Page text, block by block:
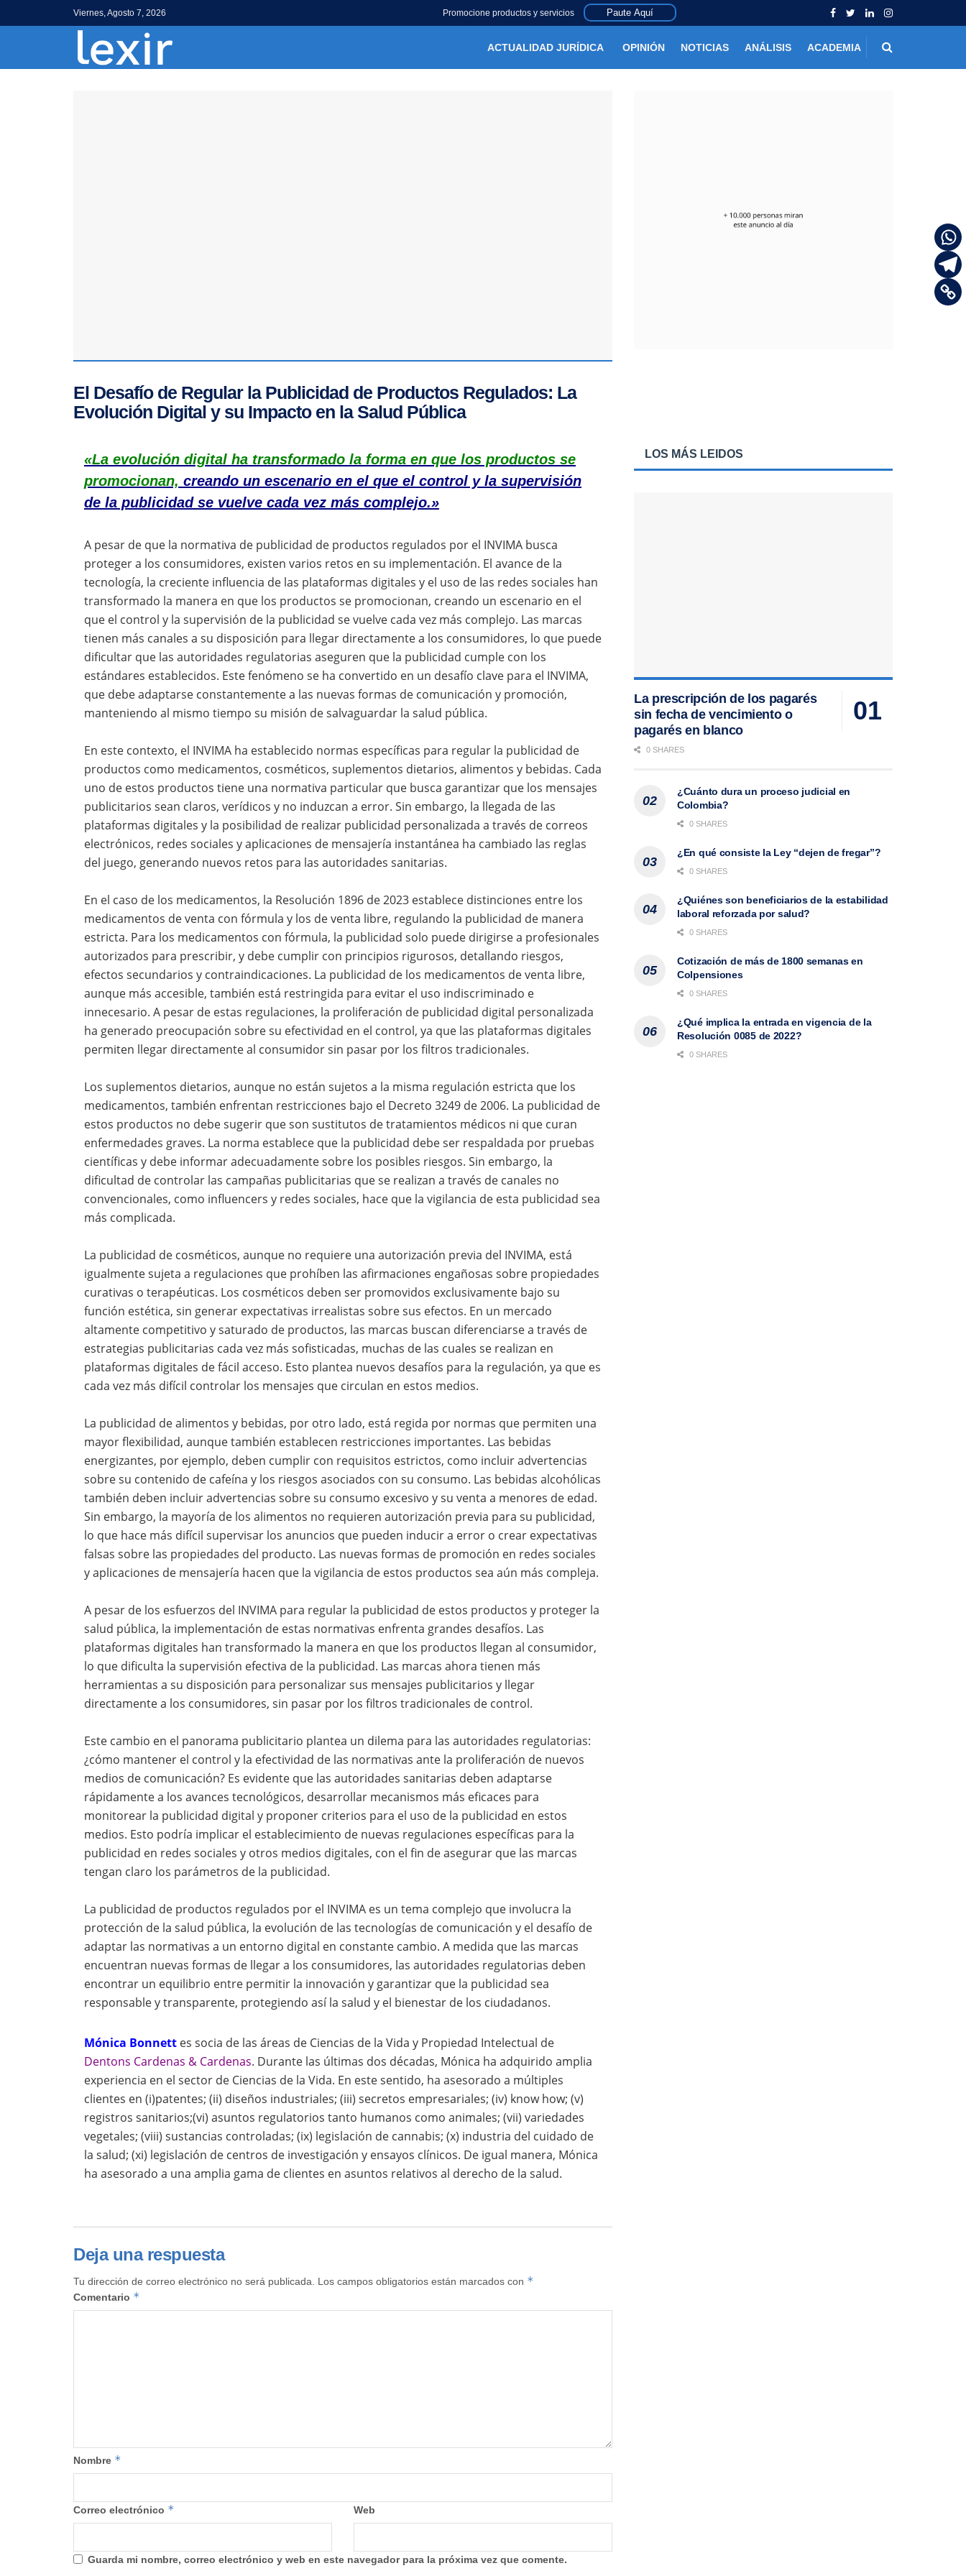
Viernes, Agosto 7, 2026 Promocione productos y servicios Paute Aquí
ACTUALIDAD JURÍDICA OPINIÓN NOTICIAS ANÁLISIS ACADEMIA
El Desafío de Regular la Publicidad de Productos Regulados: La
Evolución Digital y su Impacto en la Salud Pública
«La evolución digital ha transformado la forma en que los productos se
promocionan, creando un escenario en el que el control y la supervisión
de la publicidad se vuelve cada vez más complejo.»
A pesar de que la normativa de publicidad de productos regulados por el INVIMA busca
proteger a los consumidores, existen varios retos en su implementación. El avance de la
tecnología, la creciente influencia de las plataformas digitales y el uso de las redes sociales han
transformado la manera en que los productos se promocionan, creando un escenario en el
que el control y la supervisión de la publicidad se vuelve cada vez más complejo. Las marcas
tienen más canales a su disposición para llegar directamente a los consumidores, lo que puede
dificultar que las autoridades regulatorias aseguren que la publicidad cumple con los
estándares establecidos. Este fenómeno se ha convertido en un desafío clave para el INVIMA,
que debe adaptarse constantemente a las nuevas formas de comunicación y promoción,
manteniendo al mismo tiempo su misión de salvaguardar la salud pública.
En este contexto, el INVIMA ha establecido normas específicas para regular la publicidad de
productos como medicamentos, cosméticos, suplementos dietarios, alimentos y bebidas. Cada
uno de estos productos tiene una normativa particular que busca garantizar que los mensajes
publicitarios sean claros, verídicos y no induzcan a error. Sin embargo, la llegada de las
plataformas digitales y la posibilidad de realizar publicidad personalizada a través de correos
electrónicos, redes sociales y aplicaciones de mensajería instantánea ha cambiado las reglas
del juego, generando nuevos retos para las autoridades sanitarias.
En el caso de los medicamentos, la Resolución 1896 de 2023 establece distinciones entre los
medicamentos de venta con fórmula y los de venta libre, regulando la publicidad de manera
estricta. Para los medicamentos con fórmula, la publicidad solo puede dirigirse a profesionales
autorizados para prescribir, y debe cumplir con principios rigurosos, detallando riesgos,
efectos secundarios y contraindicaciones. La publicidad de los medicamentos de venta libre,
aunque más accesible, también está restringida para evitar el uso indiscriminado e
innecesario. A pesar de estas regulaciones, la proliferación de publicidad digital personalizada
ha generado preocupación sobre su efectividad en el control, ya que las plataformas digitales
permiten llegar directamente al consumidor sin pasar por los filtros tradicionales.
Los suplementos dietarios, aunque no están sujetos a la misma regulación estricta que los
medicamentos, también enfrentan restricciones bajo el Decreto 3249 de 2006. La publicidad de
estos productos no debe sugerir que son sustitutos de tratamientos médicos ni que curan
enfermedades graves. La norma establece que la publicidad debe ser respaldada por pruebas
científicas y debe informar adecuadamente sobre los posibles riesgos. Sin embargo, la
dificultad de controlar las campañas publicitarias que se realizan a través de canales no
convencionales, como influencers y redes sociales, hace que la vigilancia de esta publicidad sea
más complicada.
La publicidad de cosméticos, aunque no requiere una autorización previa del INVIMA, está
igualmente sujeta a regulaciones que prohíben las afirmaciones engañosas sobre propiedades
curativas o terapéuticas. Los cosméticos deben ser promovidos exclusivamente bajo su
función estética, sin generar expectativas irrealistas sobre sus efectos. En un mercado
altamente competitivo y saturado de productos, las marcas buscan diferenciarse a través de
estrategias publicitarias cada vez más sofisticadas, muchas de las cuales se realizan en
plataformas digitales de fácil acceso. Esto plantea nuevos desafíos para la regulación, ya que es
cada vez más difícil controlar los mensajes que circulan en estos medios.
La publicidad de alimentos y bebidas, por otro lado, está regida por normas que permiten una
mayor flexibilidad, aunque también establecen restricciones importantes. Las bebidas
energizantes, por ejemplo, deben cumplir con requisitos estrictos, como incluir advertencias
sobre su contenido de cafeína y los riesgos asociados con su consumo. Las bebidas alcohólicas
también deben incluir advertencias sobre su consumo excesivo y su venta a menores de edad.
Sin embargo, la mayoría de los alimentos no requieren autorización previa para su publicidad,
lo que hace más difícil supervisar los anuncios que pueden inducir a error o crear expectativas
falsas sobre las propiedades del producto. Las nuevas formas de promoción en redes sociales
y aplicaciones de mensajería hacen que la vigilancia de estos productos sea aún más compleja.
A pesar de los esfuerzos del INVIMA para regular la publicidad de estos productos y proteger la
salud pública, la implementación de estas normativas enfrenta grandes desafíos. Las
plataformas digitales han transformado la manera en que los productos llegan al consumidor,
lo que dificulta la supervisión efectiva de la publicidad. Las marcas ahora tienen más
herramientas a su disposición para personalizar sus mensajes publicitarios y llegar
directamente a los consumidores, sin pasar por los filtros tradicionales de control.
Este cambio en el panorama publicitario plantea un dilema para las autoridades regulatorias:
¿cómo mantener el control y la efectividad de las normativas ante la proliferación de nuevos
medios de comunicación? Es evidente que las autoridades sanitarias deben adaptarse
rápidamente a los avances tecnológicos, desarrollar mecanismos más eficaces para
monitorear la publicidad digital y proponer criterios para el uso de la publicidad en estos
medios. Esto podría implicar el establecimiento de nuevas regulaciones específicas para la
publicidad en redes sociales y otros medios digitales, con el fin de asegurar que las marcas
tengan claro los parámetros de la publicidad.
La publicidad de productos regulados por el INVIMA es un tema complejo que involucra la
protección de la salud pública, la evolución de las tecnologías de comunicación y el desafío de
adaptar las normativas a un entorno digital en constante cambio. A medida que las marcas
encuentran nuevas formas de llegar a los consumidores, las autoridades regulatorias deben
encontrar un equilibrio entre permitir la innovación y garantizar que la publicidad sea
responsable y transparente, protegiendo así la salud y el bienestar de los ciudadanos.
Mónica Bonnett es socia de las áreas de Ciencias de la Vida y Propiedad Intelectual de
Dentons Cardenas & Cardenas. Durante las últimas dos décadas, Mónica ha adquirido amplia
experiencia en el sector de Ciencias de la Vida. En este sentido, ha asesorado a múltiples
clientes en (i)patentes; (ii) diseños industriales; (iii) secretos empresariales; (iv) know how; (v)
registros sanitarios;(vi) asuntos regulatorios tanto humanos como animales; (vii) variedades
vegetales; (viii) sustancias controladas; (ix) legislación de cannabis; (x) industria del cuidado de
la salud; (xi) legislación de centros de investigación y ensayos clínicos. De igual manera, Mónica
ha asesorado a una amplia gama de clientes en asuntos relativos al derecho de la salud.
Deja una respuesta
Tu dirección de correo electrónico no será publicada. Los campos obligatorios están marcados con *
Comentario *
Nombre *
Correo electrónico * Web
Guarda mi nombre, correo electrónico y web en este navegador para la próxima vez que comente.
LOS MÁS LEIDOS
La prescripción de los pagarés
sin fecha de vencimiento o
pagarés en blanco
0 SHARES
¿Cuánto dura un proceso judicial en
Colombia?
0 SHARES
¿En qué consiste la Ley “dejen de fregar”?
0 SHARES
¿Quiénes son beneficiarios de la estabilidad
laboral reforzada por salud?
0 SHARES
Cotización de más de 1800 semanas en
Colpensiones
0 SHARES
¿Qué implica la entrada en vigencia de la
Resolución 0085 de 2022?
0 SHARES